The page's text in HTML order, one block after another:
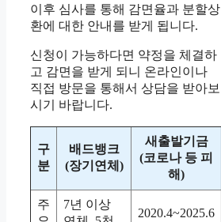
이후 심사를 통해 감면율과 분할상
환에 대한 안내를 받게 됩니다.
신청이 가능하다면 약정을 체결하
고 감면을 받게 되니 온라인이나
직접 방문을 통해서 상담을 받아보
시기 바랍니다.
구
분
배드뱅크
(장기연체)
새출발기금
(코로나 등 피
해)
주
7년 이상
2020.4~2025.6